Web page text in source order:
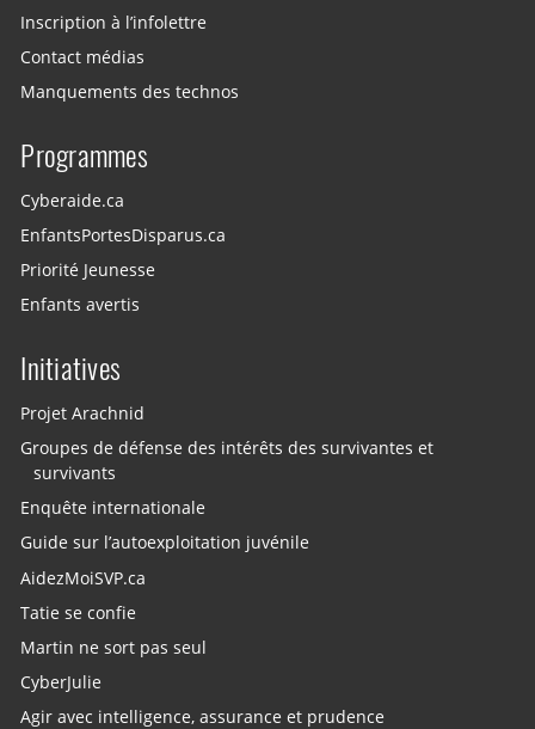
Inscription à l’infolettre
Contact médias
Manquements des technos
Programmes
Cyberaide.ca
EnfantsPortesDisparus.ca
Priorité Jeunesse
Enfants avertis
Initiatives
Projet Arachnid
Groupes de défense des intérêts des survivantes et
survivants
Enquête internationale
Guide sur l’autoexploitation juvénile
AidezMoiSVP.ca
Tatie se confie
Martin ne sort pas seul
CyberJulie
Agir avec intelligence, assurance et prudence